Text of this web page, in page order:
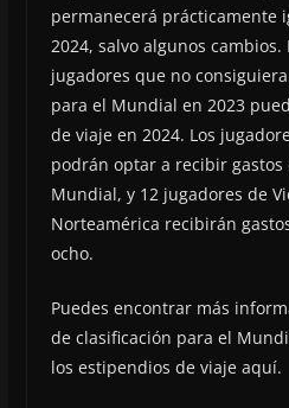
permanecerá prácticamente
2024, salvo algunos cambios.
jugadores que no
para el Mundial en 2023
de viaje en 2024. Los
podrán optar a recibir gastos
Mundial, y 12 jugadores de
Norteamérica recibirán
ocho.
Puedes encontrar más
de clasificación para el
los estipendios de viaje aquí.